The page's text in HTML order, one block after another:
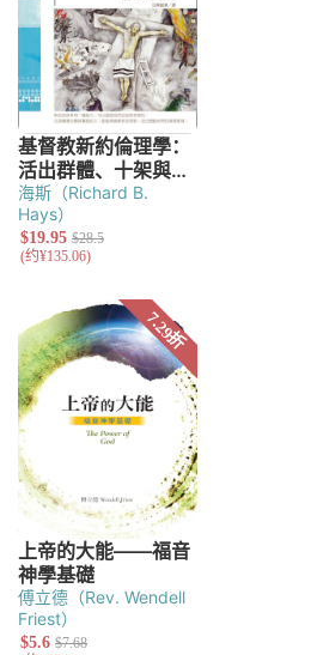
海斯（Richard B.
Hays）
傅立德（Rev. Wendell
Friest）